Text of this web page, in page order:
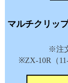
マルチクリップ
※注
※ZX-10R（